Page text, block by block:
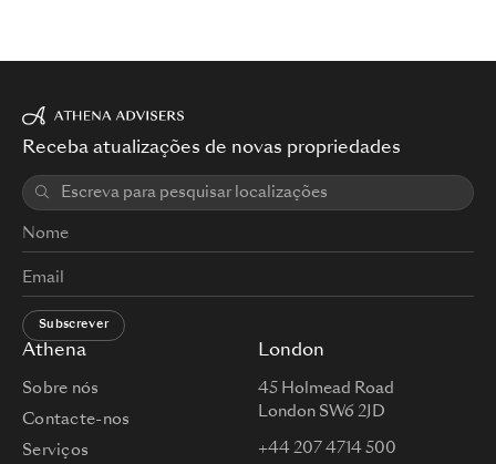
Athena
Sobre nós
Contacte-nos
Serviços
London
45 Holmead Road
London SW6 2JD
+44 207 4714 500
Receba atualizações de novas propriedades
Subscrever